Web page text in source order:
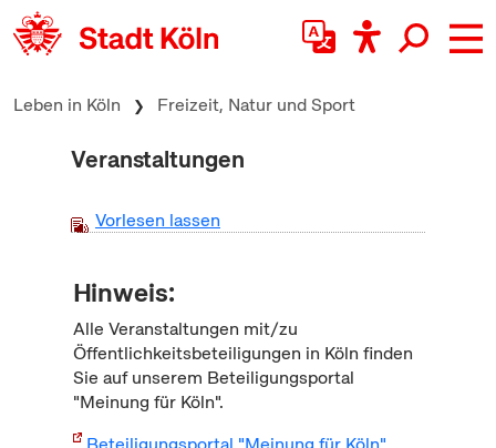
zum Inhalt springen
Leben in Köln Freizeit, Natur und Sport
Veranstaltungen
Vorlesen lassen
Hinweis:
Alle Veranstaltungen mit/zu
Öffentlichkeitsbeteiligungen in Köln finden
Sie auf unserem Beteiligungsportal
"Meinung für Köln".